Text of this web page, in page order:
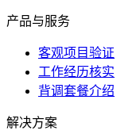
产品与服务
客观项目验证
工作经历核实
背调套餐介绍
解决方案